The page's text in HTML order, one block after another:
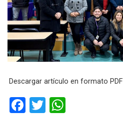
Descargar artículo en formato PDF
F
T